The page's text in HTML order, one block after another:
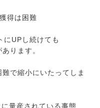
得は困難
にUPし続けても
ります。
で縮小にいたってしま
量産されている事態